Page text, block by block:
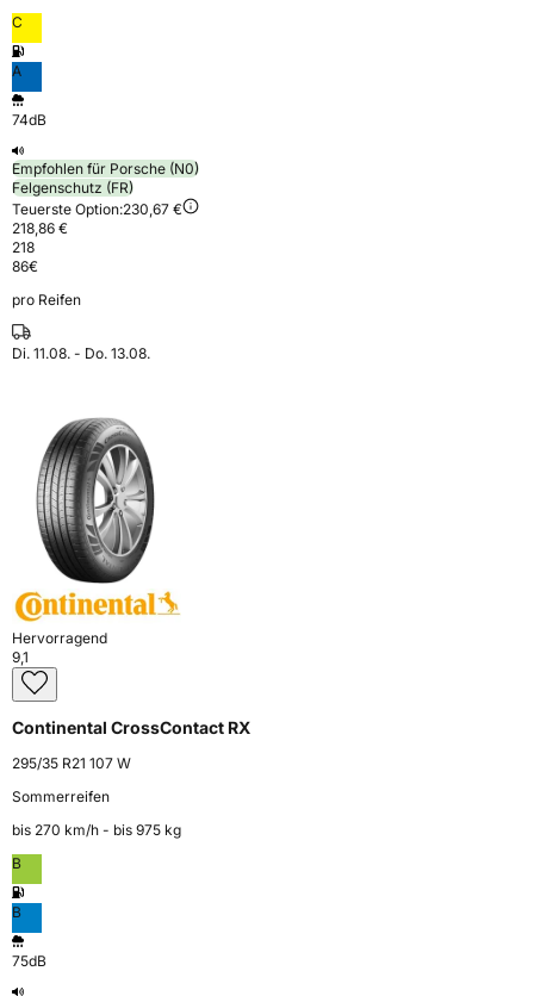
C
A
74dB
Empfohlen für Porsche (N0)
Felgenschutz (FR)
Teuerste Option:230,67 €
218,86 €
218
86€
pro Reifen
Di. 11.08. - Do. 13.08.
Hervorragend
9,1
Continental CrossContact RX
295/35 R21 107 W
Sommerreifen
bis 270 km⁠/⁠h - bis 975 kg
B
B
75dB